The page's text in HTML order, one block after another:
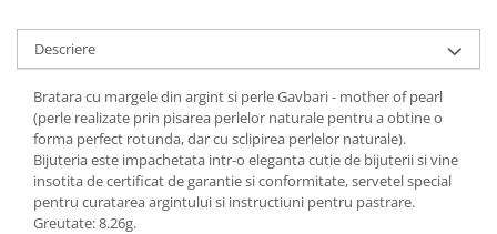
Descriere
Bratara cu margele din argint si perle Gavbari - mother of pearl
(perle realizate prin pisarea perlelor naturale pentru a obtine o
forma perfect rotunda, dar cu sclipirea perlelor naturale).
Bijuteria este impachetata intr-o eleganta cutie de bijuterii si vine
insotita de certificat de garantie si conformitate, servetel special
pentru curatarea argintului si instructiuni pentru pastrare.
Greutate: 8.26g.